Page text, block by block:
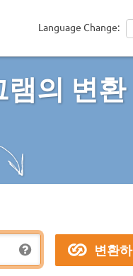
Language Change:
램의 변환